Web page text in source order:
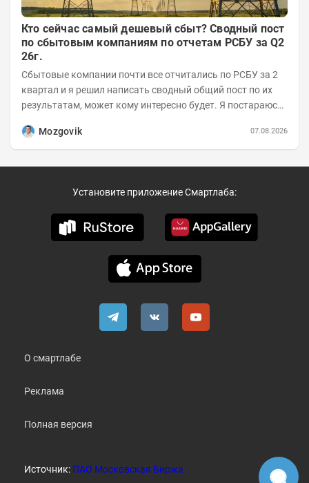
Кто сейчас самый дешевый сбыт? Сводный пост
по сбытовым компаниям по отчетам РСБУ за Q2
26г.
Сбытовые компании почти все отчитались по РСБУ за 2
квартал и я решил написать сводный общий пост по их
результатам, может кому интересно будет. Я постараюсь
Mozgovik
07.08.2026
Установите приложение Смартлаба:
О смартлабе
Реклама
Полная версия
Источник: ПАО Московская Биржа